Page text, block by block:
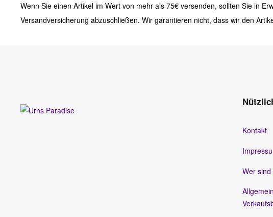
Wenn Sie einen Artikel im Wert von mehr als 75€ versenden, sollten Sie in
Versandversicherung abzuschließen. Wir garantieren nicht, dass wir den
Kontakt
Wer sind